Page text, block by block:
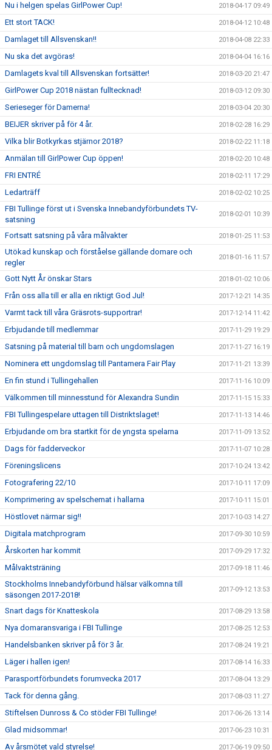
Nu i helgen spelas GirlPower Cup! 2018-04-17 09:49
Ett stort TACK! 2018-04-12 10:48
Damlaget till Allsvenskan!! 2018-04-08 22:33
Nu ska det avgöras! 2018-04-04 16:16
Damlagets kval till Allsvenskan fortsätter! 2018-03-20 21:47
GirlPower Cup 2018 nästan fulltecknad! 2018-03-12 09:30
Serieseger för Damerna! 2018-03-04 20:30
BEIJER skriver på för 4 år. 2018-02-28 16:29
Vilka blir Botkyrkas stjärnor 2018? 2018-02-22 11:18
Anmälan till GirlPower Cup öppen! 2018-02-20 10:48
FRI ENTRÉ 2018-02-11 17:29
Ledarträff 2018-02-02 10:25
FBI Tullinge först ut i Svenska Innebandyförbundets TV-
satsning
2018-02-01 10:39
Fortsatt satsning på våra målvakter 2018-01-25 11:53
Utökad kunskap och förståelse gällande domare och
regler
2018-01-16 11:57
Gott Nytt År önskar Stars 2018-01-02 10:06
Från oss alla till er alla en riktigt God Jul! 2017-12-21 14:35
Varmt tack till våra Gräsrots-supportrar! 2017-12-14 11:42
Erbjudande till medlemmar 2017-11-29 19:29
Satsning på material till barn och ungdomslagen 2017-11-27 16:19
Nominera ett ungdomslag till Pantamera Fair Play 2017-11-21 13:39
En fin stund i Tullingehallen 2017-11-16 10:09
Välkommen till minnesstund för Alexandra Sundin 2017-11-15 15:33
FBI Tullingespelare uttagen till Distriktslaget! 2017-11-13 14:46
Erbjudande om bra startkit för de yngsta spelarna 2017-11-09 13:52
Dags för fadderveckor 2017-11-07 10:28
Föreningslicens 2017-10-24 13:42
Fotografering 22/10 2017-10-11 17:09
Komprimering av spelschemat i hallarna 2017-10-11 15:01
Höstlovet närmar sig!! 2017-10-03 14:27
Digitala matchprogram 2017-09-30 10:59
Årskorten har kommit 2017-09-29 17:32
Målvaktsträning 2017-09-18 11:46
Stockholms Innebandyförbund hälsar välkomna till
säsongen 2017-2018!
2017-09-12 13:53
Snart dags för Knatteskola 2017-08-29 13:58
Nya domaransvariga i FBI Tullinge 2017-08-25 12:53
Handelsbanken skriver på för 3 år. 2017-08-24 19:21
Läger i hallen igen! 2017-08-14 16:33
Parasportförbundets forumvecka 2017 2017-08-04 13:29
Tack för denna gång. 2017-08-03 11:27
Stiftelsen Dunross & Co stöder FBI Tullinge! 2017-06-26 13:14
Glad midsommar! 2017-06-23 10:31
Av årsmötet vald styrelse! 2017-06-19 09:50